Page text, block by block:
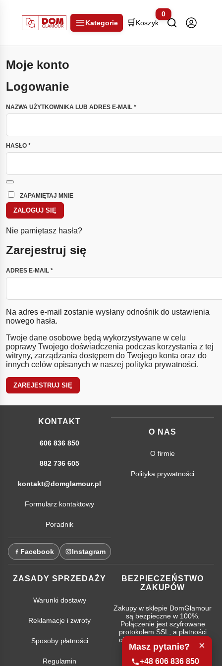
Kategorie 🛒 Koszyk
0
Moje konto
Logowanie
NAZWA UŻYTKOWNIKA LUB ADRES E-MAIL *WYMAGANE
HASŁO *WYMAGANE
ZAPAMIĘTAJ MNIE
ZALOGUJ SIĘ
Nie pamiętasz hasła?
Zarejestruj się
ADRES E-MAIL *WYMAGANE
Na adres e-mail zostanie wysłany odnośnik do ustawienia
nowego hasła.
Twoje dane osobowe będą wykorzystywane w celu
poprawy Twojego doświadczenia podczas korzystania z tej
witryny, zarządzania dostępem do Twojego konta oraz do
innych celów opisanych w naszej polityka prywatności.
ZAREJESTRUJ SIĘ
KONTAKT
606 836 850
882 736 605
kontakt@domglamour.pl
Formularz kontaktowy
Poradnik
Facebook Instagram
O NAS
O firmie
Polityka prywatności
ZASADY SPRZEDAŻY
Warunki dostawy
Reklamacje i zwroty
Sposoby płatności
Regulamin
BEZPIECZEŃSTWO
ZAKUPÓW
Zakupy w sklepie DomGlamour
są bezpieczne w 100%.
Połączenie jest szyfrowane
protokołem SSL, a płatności
obsługują najpopularniejsze
systemy bankowe.
×
Masz pytanie?
+48 606 836 850